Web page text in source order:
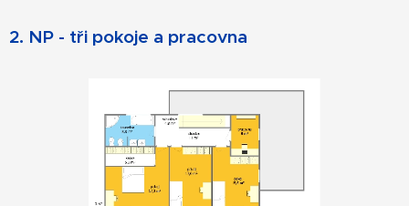
2. NP - tři pokoje a pracovna